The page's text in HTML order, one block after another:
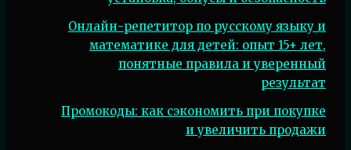
Онлайн-репетитор по русскому языку и
математике для детей: опыт 15+ лет,
понятные правила и уверенный
результат
Промокоды: как сэкономить при покупке
и увеличить продажи